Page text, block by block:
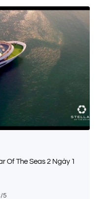
Of The Seas 2 Ngày 1
/5